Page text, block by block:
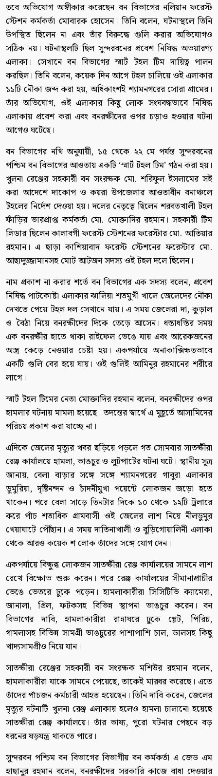
তবে অভিযোগ অস্বীকার করেছেন বন বিভাগের নলিয়ান ফরেস্ট
স্টেশন কর্মকর্তা মোবারক হোসেন। তিনি বলেন, ঘটনাস্থলে তিনি
উপস্থিত ছিলেন না এবং তাঁর বিরুদ্ধে গুলি করার অভিযোগও
সঠিক নয়। ঘটনাস্থলটি ছিল সুন্দরবনের প্রবেশ নিষিদ্ধ অভয়ারণ্য
এলাকা। সেখানে বন বিভাগের স্মার্ট টহল টিম দায়িত্ব পালন
করছিল। তিনি বলেন, কয়েক দিন আগে টহল চালিয়ে ওই এলাকার
১১টি নৌকা জব্দ করা হয়, অধিকাংশই শ্যামনগরের সোরা গ্রামের।
তাঁর অভিযোগ, ওই এলাকার কিছু লোক সংঘবদ্ধভাবে নিষিদ্ধ
এলাকায় প্রবেশ করা এবং বনরক্ষীদের ওপর চড়াও হওয়ার ঘটনা
আগেও ঘটেছে।
বন বিভাগের নথি অনুযায়ী, ১৫ থেকে ২২ মে পর্যন্ত সুন্দরবনের
পশ্চিম বন বিভাগের আওতায় একটি ‘স্মার্ট টহল টিম’ গঠন করা হয়।
খুলনা রেঞ্জের সহকারী বন সংরক্ষক মো. শরিফুল ইসলামের সই
করা আদেশে দাকোপ ও কয়রা উপজেলার আওতাধীন বনাঞ্চলে
টহলের নির্দেশ দেওয়া হয়। দলের নেতৃত্বে ছিলেন শরবতখালী টহল
ফাঁড়ির ভারপ্রাপ্ত কর্মকর্তা মো. মোক্তাদির রহমান। সহকারী টিম
লিডার ছিলেন কালাবগী ফরেস্ট স্টেশনের ফরেস্টার মো. আতিয়ার
রহমান। এ ছাড়া কাশিয়াবাদ ফরেস্ট স্টেশনের ফরেস্টার মো.
আছাদুজ্জামানসহ মোট আটজন সদস্য ওই টহল দলে ছিলেন।
নাম প্রকাশ না করার শর্তে বন বিভাগের এক সদস্য বলেন, প্রবেশ
নিষিদ্ধ পাটকোষ্টা এলাকার ঝালিয়া শতমুখী খালে জেলেদের নৌকা
দেখতে পেয়ে টহল দল সেখানে যায়। এ সময় জেলেরা দা, কুড়াল
ও বৈঠা নিয়ে বনরক্ষীদের দিকে তেড়ে আসেন। ধস্তাধস্তির সময়
এক বনরক্ষীর হাতে থাকা রাইফেল ভেঙে যায় এবং আরেকজনের
অস্ত্র কেড়ে নেওয়ার চেষ্টা হয়। একপর্যায়ে অনাকাক্সিক্ষতভাবে
একটি গুলি বের হয়ে যায়। ওই গুলিই আমিনুর রহমানের শরীরে
লাগে।
স্মার্ট টহল টিমের নেতা মোক্তাদির রহমান বলেন, বনরক্ষীদের ওপর
হামলার ঘটনায় মামলা হয়েছে। তদন্তের স্বার্থে এ মুহূর্তে আসামিদের
পরিচয় প্রকাশ করা যাচ্ছে না।
এদিকে জেলের মৃত্যুর খবর ছড়িয়ে পড়লে গত সোমবার সাতক্ষীরা
রেঞ্জ কার্যালয়ে হামলা, ভাঙচুর ও লুটপাটের ঘটনা ঘটে। স্থানীয় সূত্র
জানায়, বেলা বাড়ার সঙ্গে সঙ্গে শ্যামনগরের গাবুরা এলাকার
ডুমুরিয়া, দৃষ্টিনন্দন ও চাঁদনীমুখা পয়েন্টে লোকজন জড়ো হতে
থাকেন। পরে বেলা সাড়ে তিনটার দিকে ১০ থেকে ১২টি ট্রলারে
করে পাঁচ শতাধিক গ্রামবাসী ওই জেলের লাশ নিয়ে নীলডুমুর
খেয়াঘাটে পৌঁছান। এ সময় দাতিনাখালী ও বুড়িগোয়ালিনী এলাকা
থেকে আরও কয়েক শ লোক তাঁদের সঙ্গে যোগ দেন।
একপর্যায়ে বিক্ষুব্ধ লোকজন সাতক্ষীরা রেঞ্জ কার্যালয়ের সামনে লাশ
রেখে বিক্ষোভ শুরু করেন। পরে রেঞ্জ কার্যালয়ের সীমানাপ্রাচীর
ভেঙে ভেতরে ঢুকে পড়েন। হামলাকারীরা সিসিটিভি ক্যামেরা,
জানালা, গ্রিল, ফটকসহ বিভিন্ন স্থাপনা ভাঙচুর করেন। বন
বিভাগের দাবি, হামলাকারীরা রান্নাঘরে ঢুকে প্লেট, পিরিচ,
গামলাসহ বিভিন্ন সামগ্রী ভাঙচুরের পাশাপাশি চাল, ডালসহ কিছু
খাদ্যসামগ্রীও নিয়ে যান।
সাতক্ষীরা রেঞ্জের সহকারী বন সংরক্ষক মশিউর রহমান বলেন,
হামলাকারীরা যাকে সামনে পেয়েছে, তাকেই মারধর করেছে। এতে
তাঁদের পাঁচজন কর্মচারী আহত হয়েছেন। তিনি দাবি করেন, জেলের
মৃত্যুর ঘটনাটি খুলনা রেঞ্জ এলাকায় হলেও হামলা চালানো হয়েছে
সাতক্ষীরা রেঞ্জ কার্যালয়ে। তাঁর ভাষ্য, পুরো ঘটনার পেছনে বড়
ধরনের ষড়যন্ত্র থাকতে পারে।
সুন্দরবন পশ্চিম বন বিভাগের বিভাগীয় বন কর্মকর্তা এ জেড এম
হাছানুর রহমান বলেন, বনরক্ষীদের সরকারি কাজে বাধা দেওয়ার